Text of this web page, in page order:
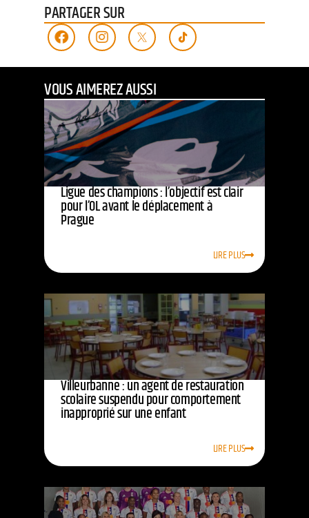
PARTAGER SUR
VOUS AIMEREZ AUSSI
Ligue des champions : l’objectif est clair
pour l’OL avant le déplacement à
Prague
LIRE PLUS
Villeurbanne : un agent de restauration
scolaire suspendu pour comportement
inapproprié sur une enfant
LIRE PLUS